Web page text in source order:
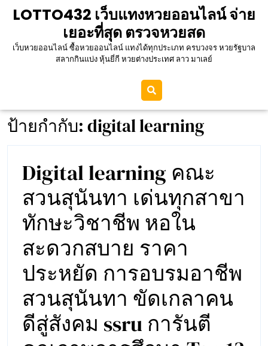
LOTTO432 เว็บแทงหวยออนไลน์ จ่าย
เยอะที่สุด ตรวจหวยสด
เว็บหวยออนไลน์ ซื้อหวยออนไลน์ แทงได้ทุกประเภท ครบวงจร หวยรัฐบาล
สลากกินแบ่ง หุ้นยี่กี หวยต่างประเทศ ลาว มาเลย์
ป้ายกำกับ: digital learning
Digital learning คณะ
สวนสุนันทา เด่นทุกสาขา
ทักษะวิชาชีพ หอใน
สะดวกสบาย ราคา
ประหยัด การอบรมอาชีพ
สวนสุนันทา ขัดเกลาคน
ดีสู่สังคม ssru การันตี